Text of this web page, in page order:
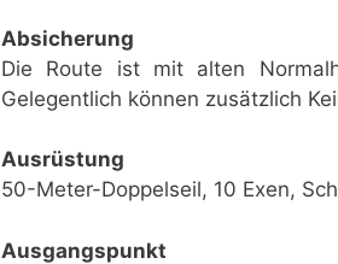
Absicherung
Die Route ist mit alten
Gelegentlich können zusätzlich
Ausrüstung
50-Meter-Doppelseil, 10 Exen,
Ausgangspunkt